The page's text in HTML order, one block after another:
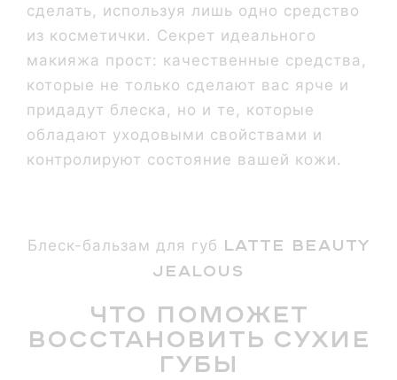
сделать, используя лишь одно средство
из косметички. Секрет идеального
макияжа прост: качественные средства,
которые не только сделают вас ярче и
придадут блеска, но и те, которые
обладают уходовыми свойствами и
контролируют состояние вашей кожи.
Блеск-бальзам для губ Latte Beauty
Jealous
Что поможет
восстановить сухие
губы